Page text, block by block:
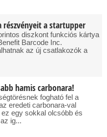
részvényeit a startupper
diszkont funkciós kártya
Barcode Inc.
az új csatlakozók a
hamis carbonara!
fogható fel a
eredeti carbonara-val
egy sokkal olcsóbb és
ig...